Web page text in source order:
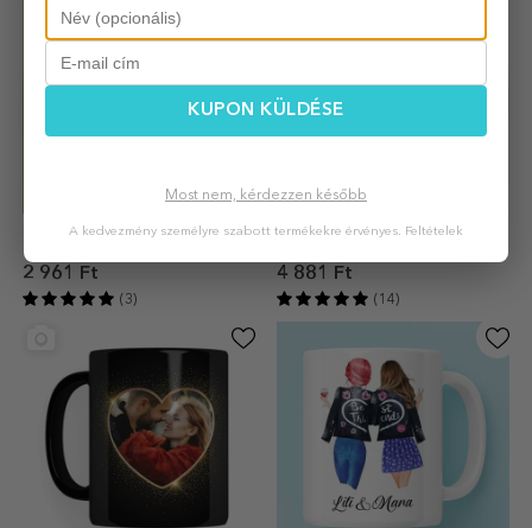
Személyre szabott bögre
2 961 Ft
(3)
Párnak szóló bögrék
4 881 Ft
(14)
KUPON KÜLDÉSE
Most nem, kérdezzen később
A kedvezmény személyre szabott termékekre érvényes. Feltételek